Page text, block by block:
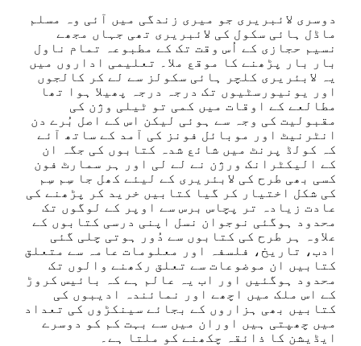
دوسری لائبریری جو میری زندگی میں آئی وہ مسلم
ماڈل ہائی سکول کی لائبریری تھی جہاں مجھے
نسیم حجازی کے اُس وقت تک کے مطبوعہ تمام ناول
بار بار پڑھنے کا موقع ملا۔ تعلیمی اداروں میں
یہ لابئریری کلچر ہائی سکولز سے لے کر کالجوں
اور یونیورسٹیوں تک درجہ درجہ پھیلا ہوا تھا
مطالعے کے اوقات میں کمی تو ٹیلی وژن کی
مقبولیت کی وجہ سے ہوئی لیکن اس کے اصل بُرے دن
انٹرنیٹ اور موبائل فونز کی آمد کے ساتھ آئے
کہ کولڈ پرنٹ میں شائع شدہ کتابوں کی جگہ ان
کے الیکٹرانک ورژن نے لے لی اور ہر سمارٹ فون
کسی بھی طرح کی لابئریری کے لیئے کھل جا سِم سِم
کی شکل اختیار کر گیا کتابیں خرید کر پڑھنے کی
عادت زیادہ تر پچاس برس سے اوپر کے لوگوں تک
محدود ہوگئی نوجوان نسل اپنی درسی کتابوں کے
علاوہ ہر طرح کی کتابوں سے دُور ہوتی چلی گئی
ادب، تاریخ، فلسفہ اور معلومات عامہ سے متعلق
کتابیں ان موضوعات سے تعلق رکھنے والوں تک
محدود ہوگئیں اور اب یہ عالم ہے کہ بائیس کروڑ
کے اس ملک میں اچھے اور نمائندہ ادیبوں کی
کتابیں بھی ہزاروں کے بجائے سینکڑوں کی تعداد
میں چھپتی ہیں اوران میں سے بہت کم کو دوسرے
ایڈیشن کا ذائقہ چکھنے کو ملتا ہے۔